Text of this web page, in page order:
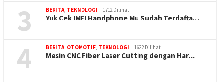
3 BERITA, TEKNOLOGI 1712 Dilihat
Yuk Cek IMEI Handphone Mu Sudah Terdafta…
4 BERITA, OTOMOTIF, TEKNOLOGI 1622 Dilihat
Mesin CNC Fiber Laser Cutting dengan Har…